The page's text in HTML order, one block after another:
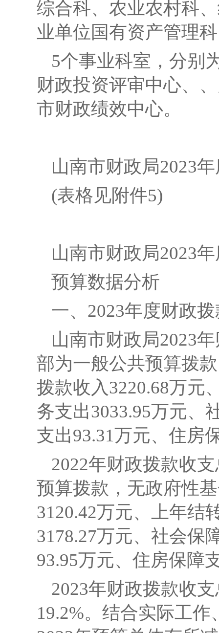
综合科、农业农村科
业单位国有资产管理
5个事业科室，分别
财政投资评审中心、
市财政绩效中心。
山南市财政局2023
(表格见附件5)
山南市财政局2023
预算数据分析
一、 2023年度财政
山南市财政局2023
部为一般公共预算拨
拨款收入3220.68万元
务支出3033.95万元、
支出93.31万元、住房
2022年财政拨款收
预算拨款，无政府性
3120.42万元、上年结
3178.27万元、社会保
93.95万元、住房保障
2023年财政拨款收
19.2%。结合实际工